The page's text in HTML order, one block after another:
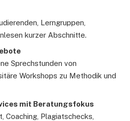
Lerngruppen,
kurzer Abschnitte.
Sprechstunden von
Workshops zu Methodik und
mit Beratungsfokus
Coaching, Plagiatschecks,